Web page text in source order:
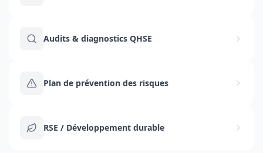
Audits & diagnostics QHSE
Plan de prévention des risques
RSE / Développement durable